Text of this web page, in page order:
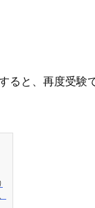
ると、再度受験